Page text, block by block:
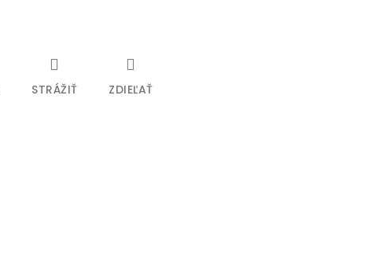
STRÁŽIŤ ZDIEĽAŤ